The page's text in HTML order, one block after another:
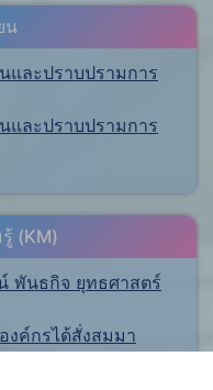
น
และปราบปรามการ
และปราบปรามการ
(KM)
พันธกิจ ยุทธศาสตร์
งค์กรได้สั่งสมมา